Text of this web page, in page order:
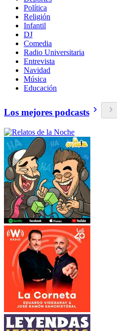
Política
Religión
Infantil
DJ
Comedia
Radio Universitaria
Entrevista
Navidad
Música
Educación
Los mejores podcasts